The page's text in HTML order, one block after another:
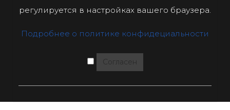
регулируется в настройках вашего браузера.
Подробнее о политике конфидециальности
Согласен